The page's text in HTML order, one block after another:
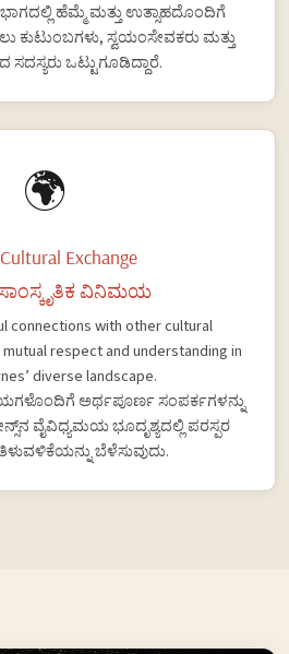
ಹೆಮ್ಮೆ ಮತ್ತು ಉತ್ಸಾಹದೊಂದಿಗೆ
ಕುಟುಂಬಗಳು, ಸ್ವಯಂಸೇವಕರು ಮತ್ತು
ಒಟ್ಟುಗೂಡಿದ್ದಾರೆ.
🌍
Exchange
ವಿನಿಮಯ
connections with other cultural
respect and understanding in
diverse landscape.
ಅರ್ಥಪೂರ್ಣ ಸಂಪರ್ಕಗಳನ್ನು
ವೈವಿಧ್ಯಮಯ ಭೂದೃಶ್ಯದಲ್ಲಿ ಪರಸ್ಪರ
ಬೆಳೆಸುವುದು.